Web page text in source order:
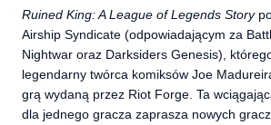
Ruined King: A League of Legends Story
Airship Syndicate (odpowiadającym za
Nightwar oraz Darksiders Genesis),
legendarny twórca komiksów Joe
grą wydaną przez Riot Forge. Ta
dla jednego gracza zaprasza nowych